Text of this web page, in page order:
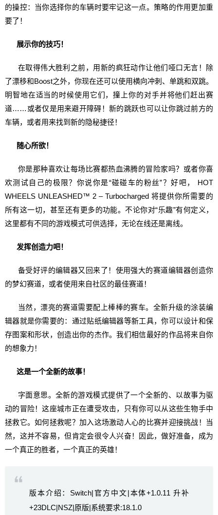
的操控：当你选择你的车辆时要牢记这一点。策略的作用更加重
要了！
展示你的技巧！
在取得伟大胜利之前，用新的疯狂动作让他们哑口无言！除
了漂移和Boost之外，你现在还可以使用横向冲刺、单跳和双跳。
明智地在适当的时候使用它们，撞上你的对手并将他们赶出赛
道……或者仅是用来避开障碍！新的跳跃也可以让你跳过前方的
车辆，或者用来找到新的隐秘捷径！
随心所欲！
你是那种喜欢让每场比赛都热血沸腾的冒险家吗？或者你喜
欢测试自己的极限？你说你是“碰碰车的粉丝”？好吧， HOT
WHEELS UNLEASHED™ 2 – Turbocharged 将提供你所需要的
所有这一切，甚至还有更多的功能。不论你对“乐趣”有何定义，
这里都有不同的游戏模式可供选择，无论在线还是离线。
发挥创造力吧！
备受好评的编辑器又回来了！使用强大的赛道编辑器创造你
的梦幻赛道，或者使用来自社区的最佳赛道！
当然，漂亮的赛道需要配上棒棒的赛车。全新升级的涂装编
辑器就是你需要的：通过贴纸编辑器等新工具，你可以设计和保
存图案和形状，创造出你的杰作。我们相信最好的作品将来自你
的想象力！
这是一个全新的故事！
字面意思。全新的游戏模式提供了一个全新的、以故事为驱
动的冒险！这座城市正在遭受攻击，只有你可以从这些生物手中
拯救它。如何拯救呢？加入这场激动人心的比赛并迎接挑战！当
然，这并不容易，但肯定会很令人兴奋！因此，做好准备，成为
一个真正的胜者，一个真正的英雄！
版本介绍：Switch|官方中文|本体+1.0.11 升补
+23DLC|NSZ|原版|系统要求:18.1.0